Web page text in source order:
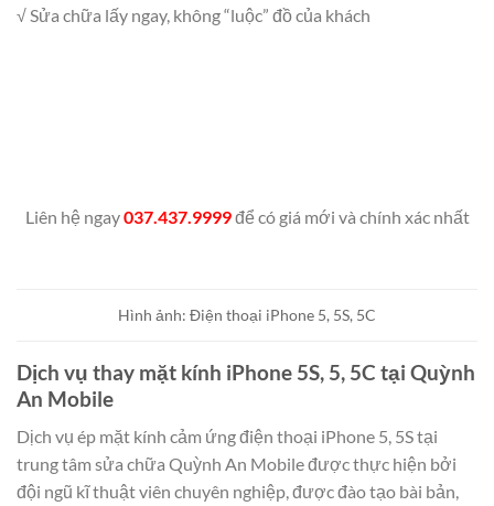
√ Sửa chữa lấy ngay, không “luộc” đồ của khách
Liên hệ ngay037.437.9999để có giá mới và chính xác nhất
Hình ảnh: Điện thoại iPhone 5, 5S, 5C
Dịch vụ thay mặt kính iPhone 5S, 5, 5C tại Quỳnh
An Mobile
Dịch vụ ép mặt kính cảm ứng điện thoại iPhone 5, 5S tại
trung tâm sửa chữa Quỳnh An Mobile được thực hiện bởi
đội ngũ kĩ thuật viên chuyên nghiệp, được đào tạo bài bản,